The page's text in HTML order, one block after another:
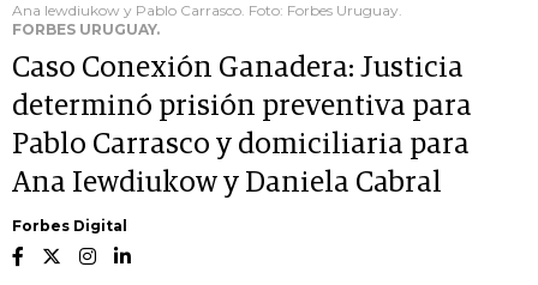
Ana Iewdiukow y Pablo Carrasco. Foto: Forbes Uruguay.
FORBES URUGUAY.
Caso Conexión Ganadera: Justicia
determinó prisión preventiva para
Pablo Carrasco y domiciliaria para
Ana Iewdiukow y Daniela Cabral
Forbes Digital